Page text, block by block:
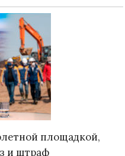
площадкой,
и штраф